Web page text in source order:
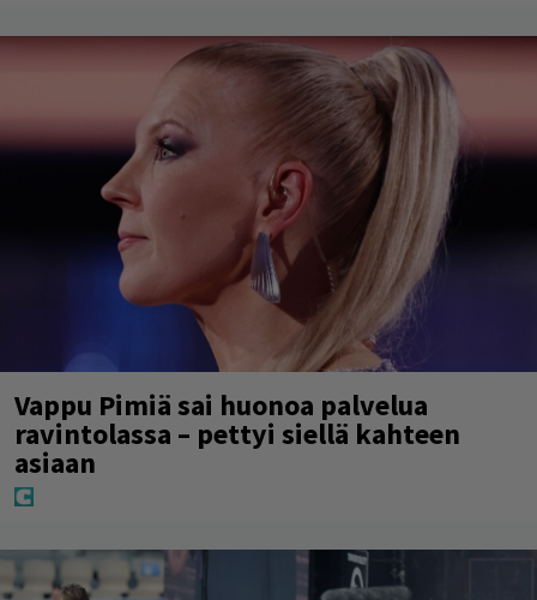
Vappu Pimiä sai huonoa palvelua
ravintolassa – pettyi siellä kahteen
asiaan